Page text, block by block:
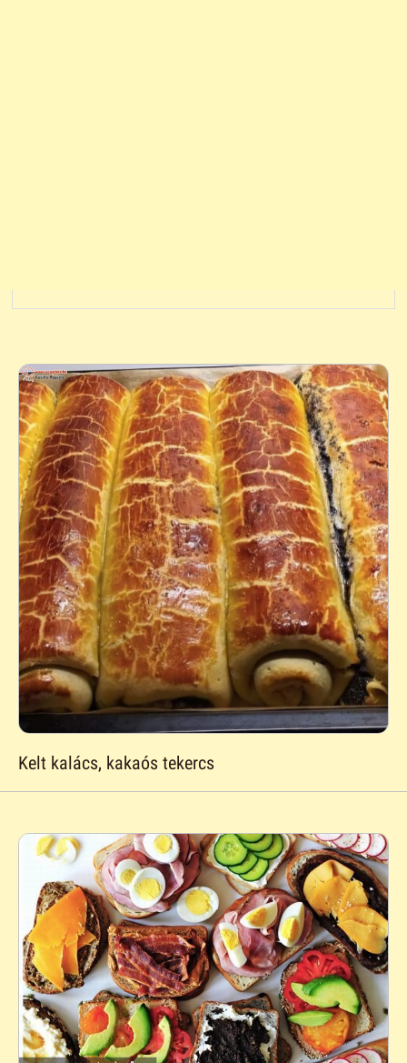
Kelt kalács, kakaós tekercs